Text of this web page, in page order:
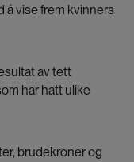
å vise frem kvinners
av tett
har hatt ulike
brudekroner og